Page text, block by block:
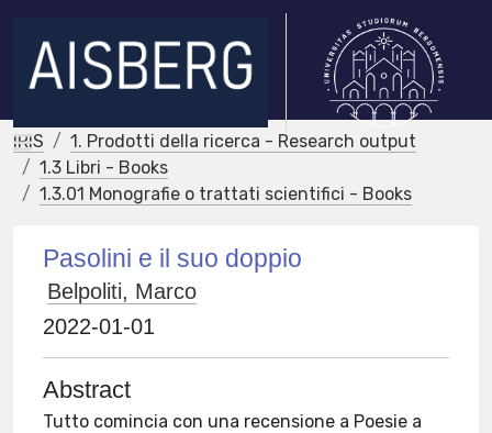
IRIS
1. Prodotti della ricerca - Research output
1.3 Libri - Books
1.3.01 Monografie o trattati scientifici - Books
Pasolini e il suo doppio
Belpoliti, Marco
2022-01-01
Abstract
Tutto comincia con una recensione a Poesie a